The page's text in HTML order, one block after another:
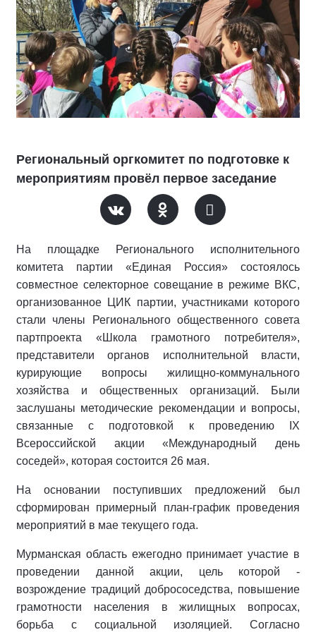
Региональный оргкомитет по подготовке к
мероприятиям провёл первое заседание
На площадке Регионального исполнительного
комитета партии «Единая Россия» состоялось
совместное селекторное совещание в режиме ВКС,
организованное ЦИК партии, участниками которого
стали члены Регионального общественного совета
партпроекта «Школа грамотного потребителя»,
представители органов исполнительной власти,
курирующие вопросы жилищно-коммунального
хозяйства и общественных организаций. Были
заслушаны методические рекомендации и вопросы,
связанные с подготовкой к проведению IХ
Всероссийской акции «Международный день
соседей», которая состоится 26 мая.
На основании поступивших предложений был
сформирован примерный план-график проведения
мероприятий в мае текущего года.
Мурманская область ежегодно принимает участие в
проведении данной акции, цель которой -
возрождение традиций добрососедства, повышение
грамотности населения в жилищных вопросах,
борьба с социальной изоляцией. Согласно